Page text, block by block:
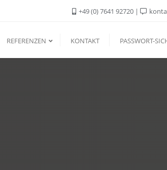
+49 (0) 7641 92720
REFERENZEN KONTAKT PASSWORT-